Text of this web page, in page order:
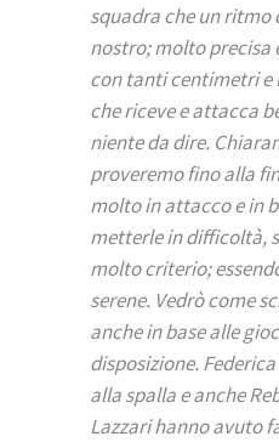
squadra che un ritmo
nostro; molto precisa
con tanti centimetri e
che riceve e attacca
niente da dire.
proveremo fino alla
molto in attacco e in
metterle in difficoltà,
molto criterio;
serene. Vedrò come
anche in base alle
disposizione.
alla spalla e anche
Lazzari hanno avuto